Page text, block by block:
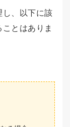
し、以下に該
とはありま